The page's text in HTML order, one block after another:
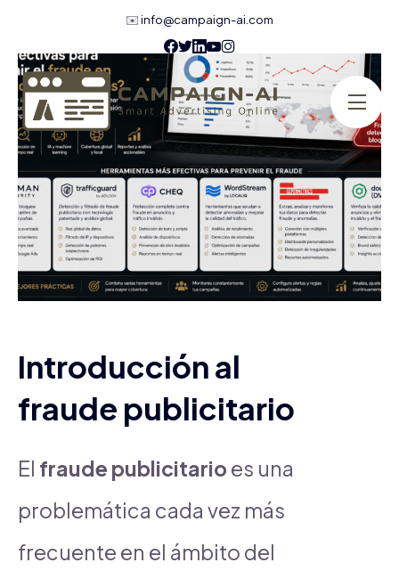
✉️info@campaign-ai.com
Introducción al
fraude publicitario
El fraude publicitario es una
problemática cada vez más
frecuente en el ámbito del